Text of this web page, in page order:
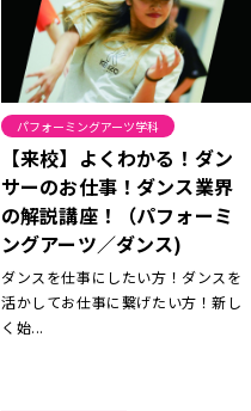
パフォーミングアーツ学科
【来校】よくわかる！ダン
サーのお仕事！ダンス業界
の解説講座！（パフォーミ
ングアーツ／ダンス)
ダンスを仕事にしたい方！ダンスを
活かしてお仕事に繋げたい方！新し
く始...